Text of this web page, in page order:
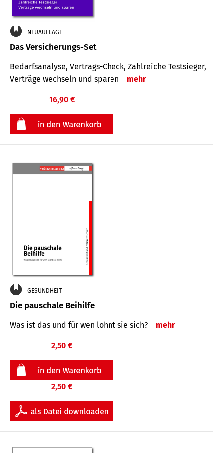
NEUAUFLAGE
Das Versicherungs-Set
Bedarfsanalyse, Vertrags-Check, Zahlreiche Testsieger,
Verträge wechseln und sparen
mehr
16,90 €
GESUNDHEIT
Die pauschale Beihilfe
Was ist das und für wen lohnt sie sich? mehr
2,50 €
2,50 €